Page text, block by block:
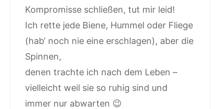
Kompromisse schließen, tut mir leid!
Ich rette jede Biene, Hummel oder Fliege
(hab‘ noch nie eine erschlagen), aber die
Spinnen,
denen trachte ich nach dem Leben –
vielleicht weil sie so ruhig sind und
immer nur abwarten 😉